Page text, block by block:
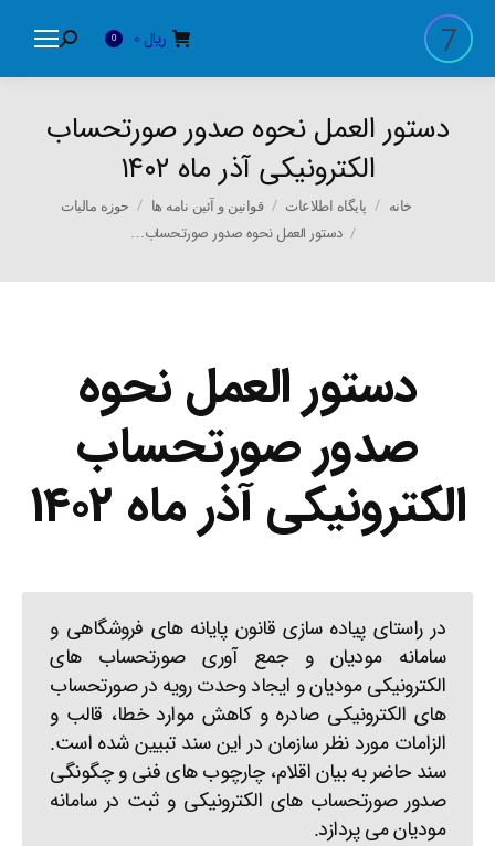
ریال 0
Search:
دستور العمل نحوه صدور صورتحساب
الکترونیکی آذر ماه ۱۴۰۲
You are here:
خانه پایگاه اطلاعات قوانین و آئین نامه ها حوزه مالیات
دستور العمل نحوه صدور صورتحساب…
دستور العمل نحوه
صدور صورتحساب
الکترونیکی آذر ماه ۱۴۰۲
در راستای پیاده سازی قانون پایانه های فروشگاهی و
سامانه مودیان و جمع آوری صورتحساب های
الکترونیکی مودیان و ایجاد وحدت رویه در صورتحساب
های الکترونیکی صادره و کاهش موارد خطا، قالب و
الزامات مورد نظر سازمان در این سند تبیین شده است.
سند حاضر به بیان اقلام، چارچوب های فنی و چگونگی
صدور صورتحساب های الکترونیکی و ثبت در سامانه
مودیان می پردازد.